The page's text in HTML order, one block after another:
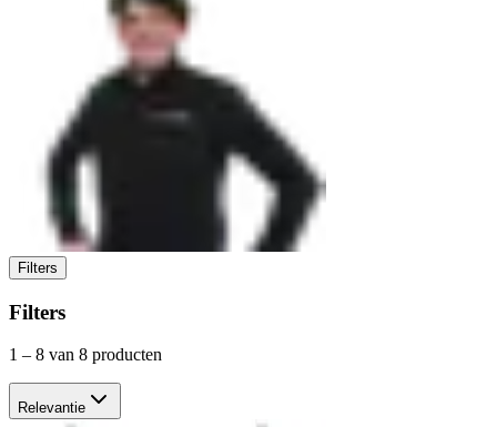
Filters
Filters
1 – 8 van 8 producten
Relevantie